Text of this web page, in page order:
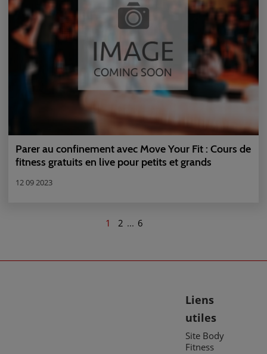
Parer au confinement avec Move Your Fit : Cours de
fitness gratuits en live pour petits et grands
12 09 2023
1 2 ... 6
Liens
utiles
Site Body
Fitness